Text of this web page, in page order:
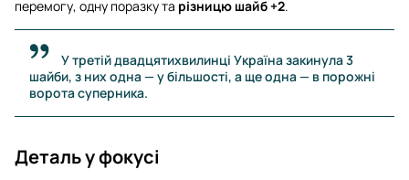
перемогу, одну поразку та різницю шайб +2.
У третій двадцятихвилинці Україна закинула 3
шайби, з них одна — у більшості, а ще одна — в порожні
ворота суперника.
Деталь у фокусі